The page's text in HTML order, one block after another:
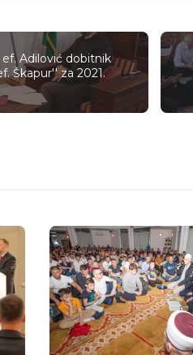
Adilović dobitnik
Škapur'' za 2021.